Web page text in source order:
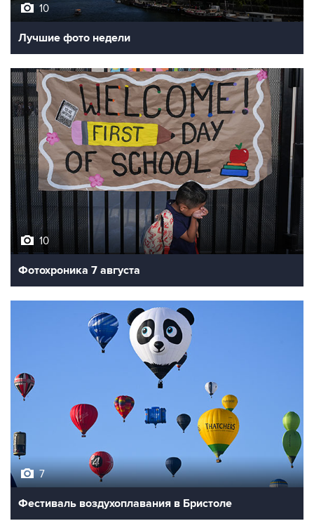
Лучшие фото недели
10
Фотохроника 7 августа
Фестиваль воздухоплавания в Бристоле